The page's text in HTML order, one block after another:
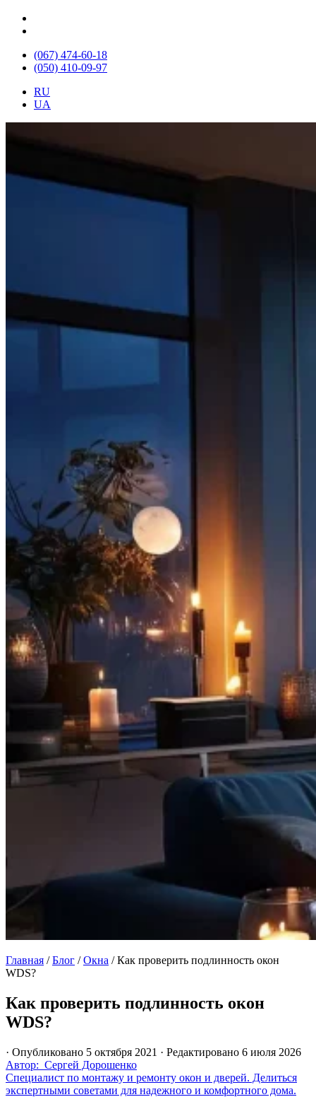
(067) 474-60-18
(050) 410-09-97
RU
UA
Главная /Блог /Окна /Как проверить подлинность окон
WDS?
Как проверить подлинность окон
WDS?
· Опубликовано 5 октября 2021 · Редактировано 6 июля 2026
Автор: Сергей Дорошенко
Специалист по монтажу и ремонту окон и дверей. Делиться
экспертными советами для надежного и комфортного дома.